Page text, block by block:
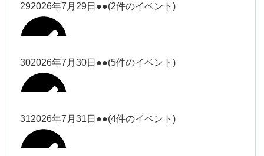
大西
小林
Close Close
小林
冨田（17
時）
Close Close
2026年7月28日
292026年7月29日 ●●(2件のイベント)
冨田
冨田
302026年7月30日 ●●(5件のイベント)
冨田
312026年7月31日 ●●(4件のイベント)